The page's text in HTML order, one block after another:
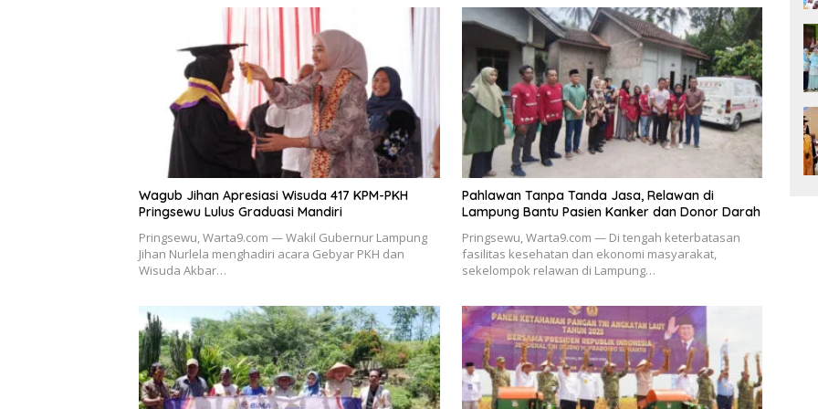
Wagub Jihan Apresiasi Wisuda 417 KPM-PKH
Pringsewu Lulus Graduasi Mandiri
Pringsewu, Warta9.com — Wakil Gubernur Lampung
Jihan Nurlela menghadiri acara Gebyar PKH dan
Wisuda Akbar…
Pahlawan Tanpa Tanda Jasa, Relawan di
Lampung Bantu Pasien Kanker dan Donor Darah
Pringsewu, Warta9.com — Di tengah keterbatasan
fasilitas kesehatan dan ekonomi masyarakat,
sekelompok relawan di Lampung…